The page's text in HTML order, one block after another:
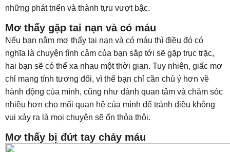
những phát triển và thành tựu vượt bậc.
Mơ thấy gặp tai nạn và có máu
Nếu bạn nằm mơ thấy tai nạn và có máu thì điều đó có
nghĩa là chuyện tình cảm của bạn sắp tới sẽ gặp trục trặc,
hai bạn sẽ có thể xa nhau một thời gian. Tuy nhiên, giấc mơ
chỉ mang tính tương đối, vì thế bạn chỉ cần chú ý hơn về
hành động của mình, cũng như dành quan tâm và chăm sóc
nhiều hơn cho mối quan hệ của mình để tránh điều không
vui xảy ra là mọi chuyện sẽ ổn thỏa thôi.
Mơ thấy bị đứt tay chảy máu